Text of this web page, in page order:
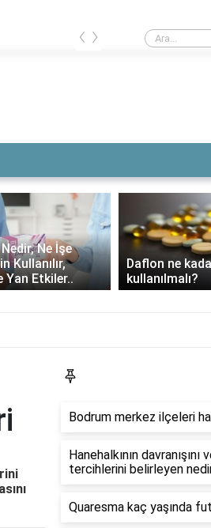
Cerebrovita ne işe
‹ ›
Ne İşe
Kullanılır,
Yan Etkiler..
Daflon ne
kullanılmalı?
Bodrum merkez ilçeleri
Hanehalkının
tercihlerini belirleyen
Quaresma kaç yaşında